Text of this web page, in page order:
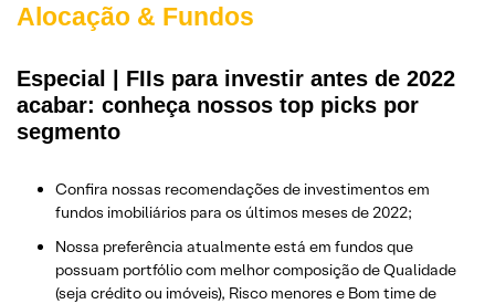
Alocação & Fundos
Especial | FIIs para investir antes de 2022
acabar: conheça nossos top picks por
segmento
Confira nossas recomendações de investimentos em
fundos imobiliários para os últimos meses de 2022;
Nossa preferência atualmente está em fundos que
possuam portfólio com melhor composição de Qualidade
(seja crédito ou imóveis), Risco menores e Bom time de